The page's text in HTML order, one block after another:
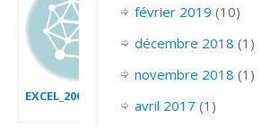
EXCEL_2007_GRAPHIQUE_A_BULLES
février 2019 (10)
décembre 2018 (1)
novembre 2018 (1)
avril 2017 (1)